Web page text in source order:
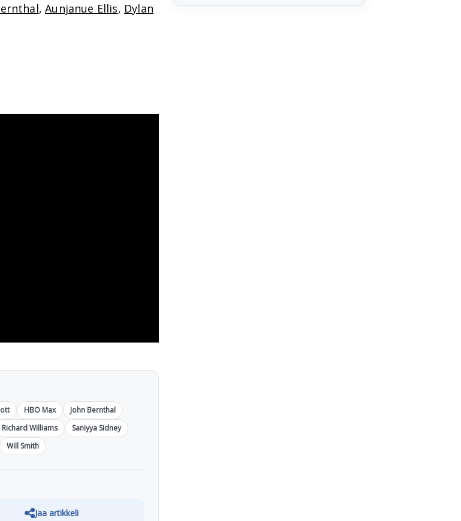
,Aunjanue Ellis, Dylan
HBO Max
John Bernthal
Richard Williams
Saniyya Sidney
Will Smith
Jaa artikkeli